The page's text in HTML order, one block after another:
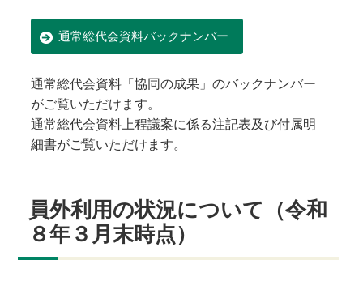
通常総代会資料バックナンバー
通常総代会資料「協同の成果」のバックナンバー
がご覧いただけます。
通常総代会資料上程議案に係る注記表及び付属明
細書がご覧いただけます。
員外利用の状況について（令和
８年３月末時点）